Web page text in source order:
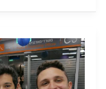
ניוזלטר
חודשי
לנוער